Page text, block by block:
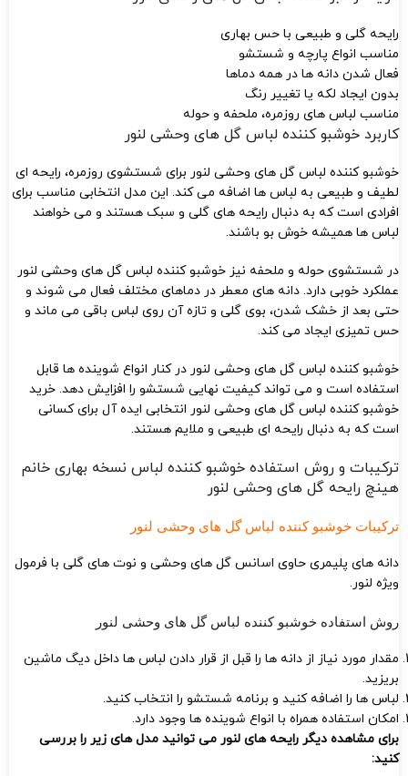
رایحه گلی و طبیعی با حس بهاری
مناسب انواع پارچه و شستشو
فعال شدن دانه ها در همه دماها
بدون ایجاد لکه یا تغيير رنگ
مناسب لباس های روزمره، ملحفه و حوله
کاربرد خوشبو کننده لباس گل‌ های وحشی لنور
خوشبو کننده لباس گل های وحشی لنور برای شستشوی روزمره، رایحه ای
لطیف و طبیعی به لباس ها اضافه می کند. این مدل انتخابی مناسب برای
افرادی است که به دنبال رایحه های گلی و سبک هستند و می خواهند
لباس ها همیشه خوش بو باشند.
در شستشوی حوله و ملحفه نیز خوشبو کننده لباس گل های وحشی لنور
عملکرد خوبی دارد. دانه های معطر در دماهای مختلف فعال می شوند و
حتی بعد از خشک شدن، بوی گلی و تازه آن روی لباس باقی می ماند و
حس تمیزی ایجاد می کند.
خوشبو کننده لباس گل‌ های وحشی لنور در کنار انواع شوینده ها قابل
استفاده است و می تواند کیفیت نهایی شستشو را افزایش دهد. خرید
خوشبو کننده لباس گل های وحشی لنور انتخابی ایده آل برای کسانی
است که به دنبال رایحه ای طبیعی و ملایم هستند.
ترکیبات و روش استفاده خوشبو کننده لباس نسخه بهاری خانم
هینچ رایحه گل‌ های وحشی لنور
ترکیبات خوشبو کننده لباس گل‌ های وحشی لنور
دانه های پلیمری حاوی اسانس گل های وحشی و نوت های گلی با فرمول
ویژه لنور.
روش استفاده خوشبو کننده لباس گل‌ های وحشی لنور
مقدار مورد نیاز از دانه ها را قبل از قرار دادن لباس ها داخل دیگ ماشین
بریزید.
لباس ها را اضافه کنید و برنامه شستشو را انتخاب کنید.
امکان استفاده همراه با انواع شوینده ها وجود دارد.
برای مشاهده دیگر رایحه های لنور می توانید مدل های زیر را بررسی
کنید: